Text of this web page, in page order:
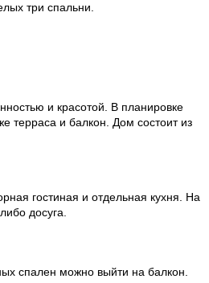
три спальни.
и красотой. В планировке
терраса и балкон. Дом состоит из
гостиная и отдельная кухня. На
досуга.
спален можно выйти на балкон.